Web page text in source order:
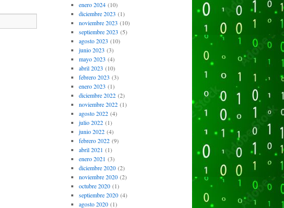
enero 2024(10)
diciembre 2023 (1)
noviembre 2023 (10)
septiembre 2023 (5)
agosto 2023 (10)
junio 2023 (3)
mayo 2023 (4)
abril 2023 (10)
febrero 2023 (3)
enero 2023 (1)
diciembre 2022(2)
noviembre 2022(1)
agosto 2022(4)
julio 2022(1)
junio 2022(4)
febrero 2022(9)
abril 2021 (1)
enero 2021 (3)
diciembre 2020(2)
noviembre 2020(2)
octubre 2020(1)
septiembre 2020(4)
agosto 2020(1)